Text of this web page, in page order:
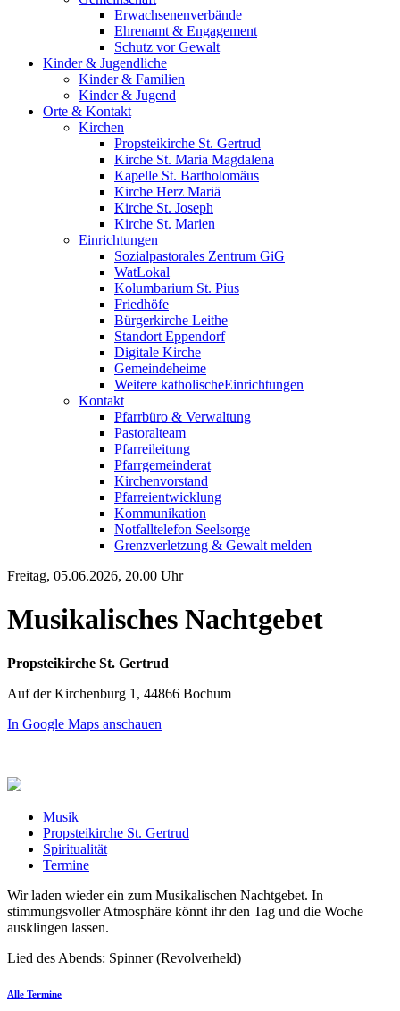
Erwachsenenverbände
Ehrenamt & Engagement
Schutz vor Gewalt
Kinder & Jugendliche
Kinder & Familien
Kinder & Jugend
Orte & Kontakt
Kirchen
Propsteikirche St. Gertrud
Kirche St. Maria Magdalena
Kapelle St. Bartholomäus
Kirche Herz Mariä
Kirche St. Joseph
Kirche St. Marien
Einrichtungen
Sozialpastorales Zentrum GiG
WatLokal
Kolumbarium St. Pius
Friedhöfe
Bürgerkirche Leithe
Standort Eppendorf
Digitale Kirche
Gemeindeheime
Weitere katholische­­Einrichtungen
Kontakt
Pfarrbüro & Verwaltung
Pastoralteam
Pfarreileitung
Pfarrgemeinderat
Kirchenvorstand
Pfarreientwicklung
Kommunikation
Notfalltelefon Seelsorge
Grenzverletzung & Gewalt melden
Freitag, 05.06.2026, 20.00 Uhr
Musikalisches Nachtgebet
Propsteikirche St. Gertrud
Auf der Kirchenburg 1, 44866 Bochum
In Google Maps anschauen
Musik
Propsteikirche St. Gertrud
Spiritualität
Termine
Wir laden wieder ein zum Musikalischen Nachtgebet. In
stimmungsvoller Atmosphäre könnt ihr den Tag und die Woche
ausklingen lassen.
Lied des Abends: Spinner (Revolverheld)
Alle Termine